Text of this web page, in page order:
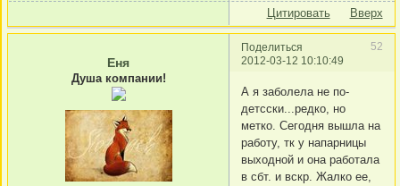
Цитировать Вверх
Поделиться
52
2012-03-12 10:10:49
Еня
Душа компании!
А я заболела не по-
детсски...редко, но
метко. Сегодня вышла на
работу, тк у напарницы
выходной и она работала
в сбт. и вскр. Жалко ее,